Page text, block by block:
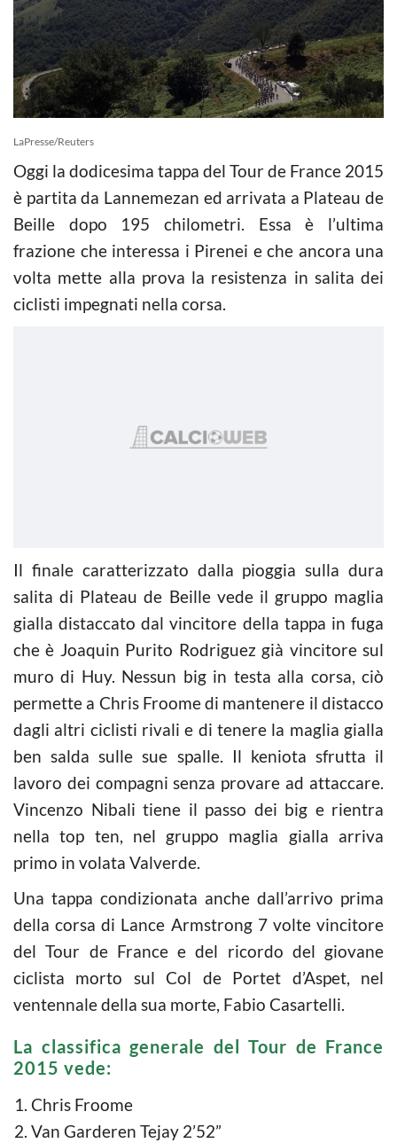
LaPresse/Reuters
Oggi la dodicesima tappa del Tour de France 2015
è partita da Lannemezan ed arrivata a Plateau de
Beille dopo 195 chilometri. Essa è l’ultima
frazione che interessa i Pirenei e che ancora una
volta mette alla prova la resistenza in salita dei
ciclisti impegnati nella corsa.
Il finale caratterizzato dalla pioggia sulla dura
salita di Plateau de Beille vede il gruppo maglia
gialla distaccato dal vincitore della tappa in fuga
che è Joaquin Purito Rodriguez già vincitore sul
muro di Huy. Nessun big in testa alla corsa, ciò
permette a Chris Froome di mantenere il distacco
dagli altri ciclisti rivali e di tenere la maglia gialla
ben salda sulle sue spalle. Il keniota sfrutta il
lavoro dei compagni senza provare ad attaccare.
Vincenzo Nibali tiene il passo dei big e rientra
nella top ten, nel gruppo maglia gialla arriva
primo in volata Valverde.
Una tappa condizionata anche dall’arrivo prima
della corsa di Lance Armstrong 7 volte vincitore
del Tour de France e del ricordo del giovane
ciclista morto sul Col de Portet d’Aspet, nel
ventennale della sua morte, Fabio Casartelli.
La classifica generale del Tour de France
2015 vede:
Chris Froome
Van Garderen Tejay 2’52”